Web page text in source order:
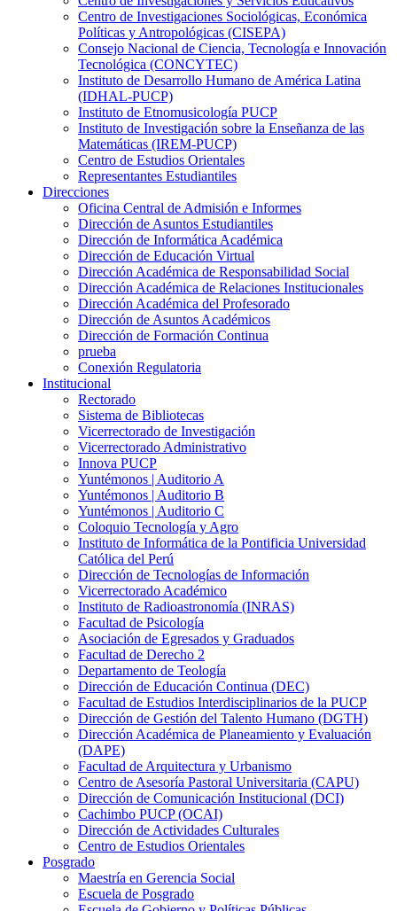
Centro de Investigaciones Sociológicas, Económica
Políticas y Antropológicas (CISEPA)
Consejo Nacional de Ciencia, Tecnología e Innovación
Tecnológica (CONCYTEC)
Instituto de Desarrollo Humano de América Latina
(IDHAL-PUCP)
Instituto de Etnomusicología PUCP
Instituto de Investigación sobre la Enseñanza de las
Matemáticas (IREM-PUCP)
Centro de Estudios Orientales
Representantes Estudiantiles
Direcciones
Oficina Central de Admisión e Informes
Dirección de Asuntos Estudiantiles
Dirección de Informática Académica
Dirección de Educación Virtual
Dirección Académica de Responsabilidad Social
Dirección Académica de Relaciones Institucionales
Dirección Académica del Profesorado
Dirección de Asuntos Académicos
Dirección de Formación Continua
prueba
Conexión Regulatoria
Institucional
Rectorado
Sistema de Bibliotecas
Vicerrectorado de Investigación
Vicerrectorado Administrativo
Innova PUCP
Yuntémonos | Auditorio A
Yuntémonos | Auditorio B
Yuntémonos | Auditorio C
Coloquio Tecnología y Agro
Instituto de Informática de la Pontificia Universidad
Católica del Perú
Dirección de Tecnologías de Información
Vicerrectorado Académico
Instituto de Radioastronomía (INRAS)
Facultad de Psicología
Asociación de Egresados y Graduados
Facultad de Derecho 2
Departamento de Teología
Dirección de Educación Continua (DEC)
Facultad de Estudios Interdisciplinarios de la PUCP
Dirección de Gestión del Talento Humano (DGTH)
Dirección Académica de Planeamiento y Evaluación
(DAPE)
Facultad de Arquitectura y Urbanismo
Centro de Asesoría Pastoral Universitaria (CAPU)
Dirección de Comunicación Institucional (DCI)
Cachimbo PUCP (OCAI)
Dirección de Actividades Culturales
Centro de Estudios Orientales
Posgrado
Maestría en Gerencia Social
Escuela de Posgrado